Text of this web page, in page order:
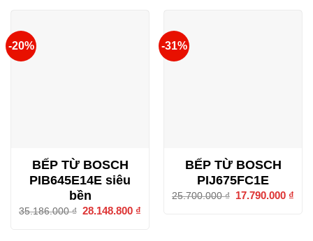
-20%
BẾP TỪ BOSCH
PIB645E14E siêu
bền
35.186.000₫ Giá
28.148.800 ₫
-31%
BẾP TỪ BOSCH
PIJ675FC1E
25.700.000₫
Giá
17.790.000 ₫